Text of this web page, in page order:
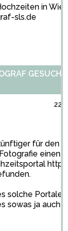
in
sls.de
GESUCHT
22/
für den
einen
solche Portale
sowas ja auch